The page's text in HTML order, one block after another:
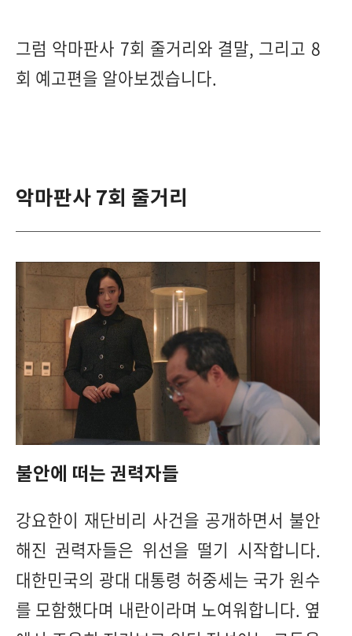
그럼 악마판사 7회 줄거리와 결말, 그리고 8
회 예고편을 알아보겠습니다.
악마판사 7회 줄거리
불안에 떠는 권력자들
강요한이 재단비리 사건을 공개하면서 불안
해진 권력자들은 위선을 떨기 시작합니다.
대한민국의 광대 대통령 허중세는 국가 원수
를 모함했다며 내란이라며 노여워합니다. 옆